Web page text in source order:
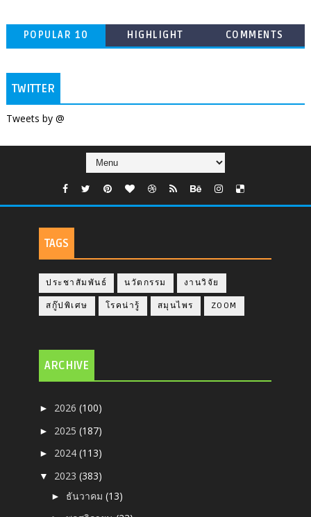
POPULAR 10 HIGHLIGHT COMMENTS
TWITTER
Tweets by @
TAGS
ประชาสัมพันธ์ นวัตกรรม งานวิจัย
สกู๊ปพิเศษ โรคน่ารู้ สมุนไพร ZOOM
ARCHIVE
► 2026(100)
► 2025(187)
► 2024(113)
▼ 2023(383)
► ธันวาคม(13)